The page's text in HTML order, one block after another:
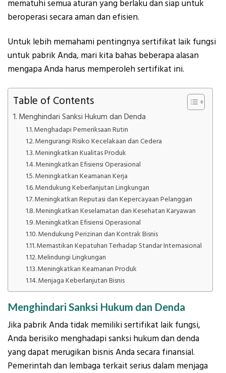
mematuhi semua aturan yang berlaku dan siap untuk
beroperasi secara aman dan efisien.
Untuk lebih memahami pentingnya sertifikat laik fungsi
untuk pabrik Anda, mari kita bahas beberapa alasan
mengapa Anda harus memperoleh sertifikat ini.
Table of Contents
Menghindari Sanksi Hukum dan Denda
Menghadapi Pemeriksaan Rutin
Mengurangi Risiko Kecelakaan dan Cedera
Meningkatkan Kualitas Produk
Meningkatkan Efisiensi Operasional
Meningkatkan Keamanan Kerja
Mendukung Keberlanjutan Lingkungan
Meningkatkan Reputasi dan Kepercayaan Pelanggan
Meningkatkan Keselamatan dan Kesehatan Karyawan
Meningkatkan Efisiensi Operasional
Mendukung Perizinan dan Kontrak Bisnis
Memastikan Kepatuhan Terhadap Standar Internasional
Melindungi Lingkungan
Meningkatkan Keamanan Produk
Menjaga Keberlanjutan Bisnis
Menghindari Sanksi Hukum dan Denda
Jika pabrik Anda tidak memiliki sertifikat laik fungsi,
Anda berisiko menghadapi sanksi hukum dan denda
yang dapat merugikan bisnis Anda secara finansial.
Pemerintah dan lembaga terkait serius dalam menjaga